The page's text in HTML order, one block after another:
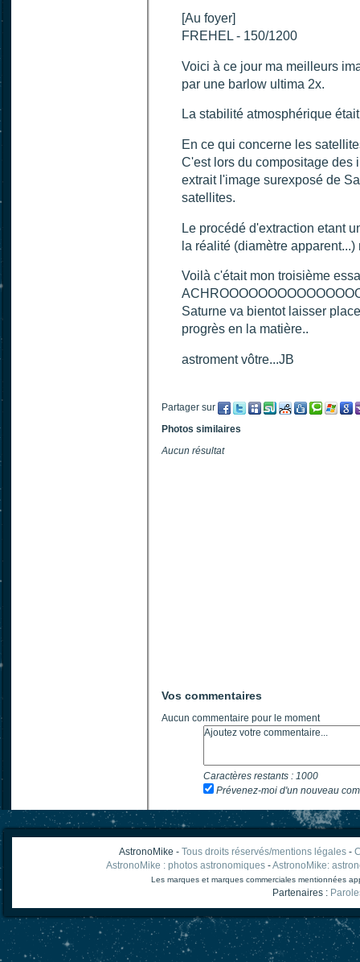
[Au foyer]
FREHEL - 150/1200
Voici à ce jour ma meilleurs
par une barlow ultima 2x.
La stabilité atmosphérique
En ce qui concerne les
C'est lors du compositage des
extrait l'image surexposé de
satellites.
Le procédé d'extraction etant
la réalité (diamètre
Voilà c'était mon troisième
Saturne va bientot laisser
progrès en la matière..
astroment vôtre...JB
Partager sur
Photos similaires
Aucun résultat
Vos commentaires
Aucun commentaire pour le moment
Caractères restants : 1000
Prévenez-moi d'un nouveau
AstronoMike - Tous droits réservés/mentions légales-
AstronoMike : photos astronomiques -AstronoMike:
Les marques et marques commerciales mentionnées
Partenaires :